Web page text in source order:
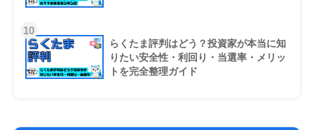
10
らくたま評判はどう？投資家が本当に知
りたい安全性・利回り・当選率・メリッ
トを完全整理ガイド